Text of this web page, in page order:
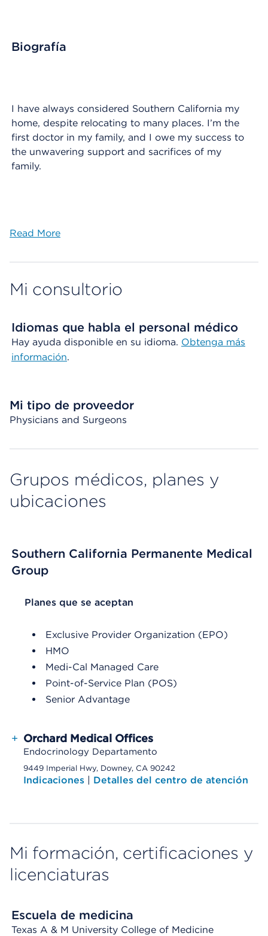
Biografía
I have always considered Southern California my
home, despite relocating to many places. I’m the
first doctor in my family, and I owe my success to
the unwavering support and sacrifices of my
family.
Read More
Mi consultorio
Idiomas que habla el personal médico
Hay ayuda disponible en su idioma. Obtenga más
información.
Mi tipo de proveedor
Physicians and Surgeons
Grupos médicos, planes y
ubicaciones
Southern California Permanente Medical
Group
List Header Planes que se aceptan
Planes que se aceptan
Exclusive Provider Organization (EPO)
HMO
Medi-Cal Managed Care
Point-of-Service Plan (POS)
Senior Advantage
+ Orchard Medical Offices
Endocrinology Departamento
9449 Imperial Hwy, Downey, CA 90242
Indicaciones | Detalles del centro de atención
Mi formación, certificaciones y
licenciaturas
Escuela de medicina
Texas A & M University College of Medicine